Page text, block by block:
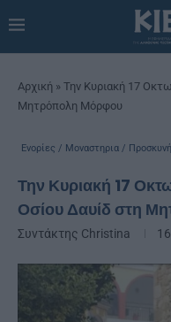
Αρχική » Την Κυριακή 17
Μητρόπολη Μόρφου
Ενορίες / Μοναστηρια /
Την Κυριακή 17
Οσίου Δαυίδ στη
Συντάκτης Christina